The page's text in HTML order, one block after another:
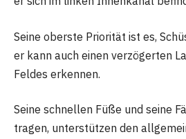
Seine oberste Priorität ist es,
er kann auch einen verzögerten
Feldes erkennen.
Seine schnellen Füße und seine
tragen, unterstützen den